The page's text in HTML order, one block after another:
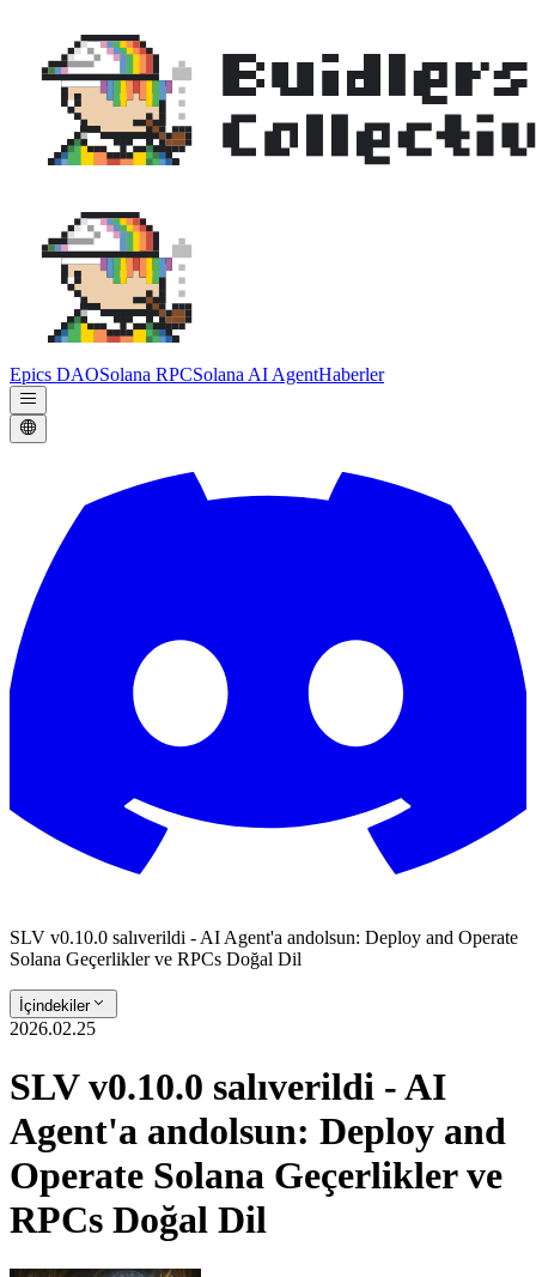
Epics DAOSolana RPCSolana AI AgentHaberler
SLV v0.10.0 salıverildi - AI Agent'a andolsun: Deploy and Operate
Solana Geçerlikler ve RPCs Doğal Dil
İçindekiler
2026.02.25
SLV v0.10.0 salıverildi - AI
Agent'a andolsun: Deploy and
Operate Solana Geçerlikler ve
RPCs Doğal Dil